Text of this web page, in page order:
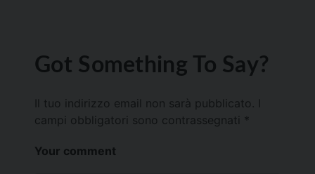
Got Something To Say?
Il tuo indirizzo email non sarà pubblicato.
campi obbligatori sono contrassegnati *
Your comment